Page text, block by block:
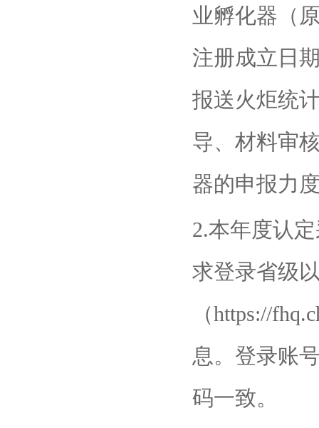
业孵化器（
注册成立日
报送火炬统
导、材料审
器的申报力
2.本年度认
求登录省级
（https://
息。登录账
码一致。